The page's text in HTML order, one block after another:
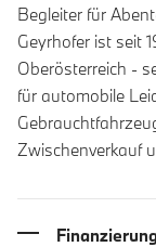
Begleiter für
Geyrhofer ist seit
Oberösterreich -
für automobile
Zwischenverkauf